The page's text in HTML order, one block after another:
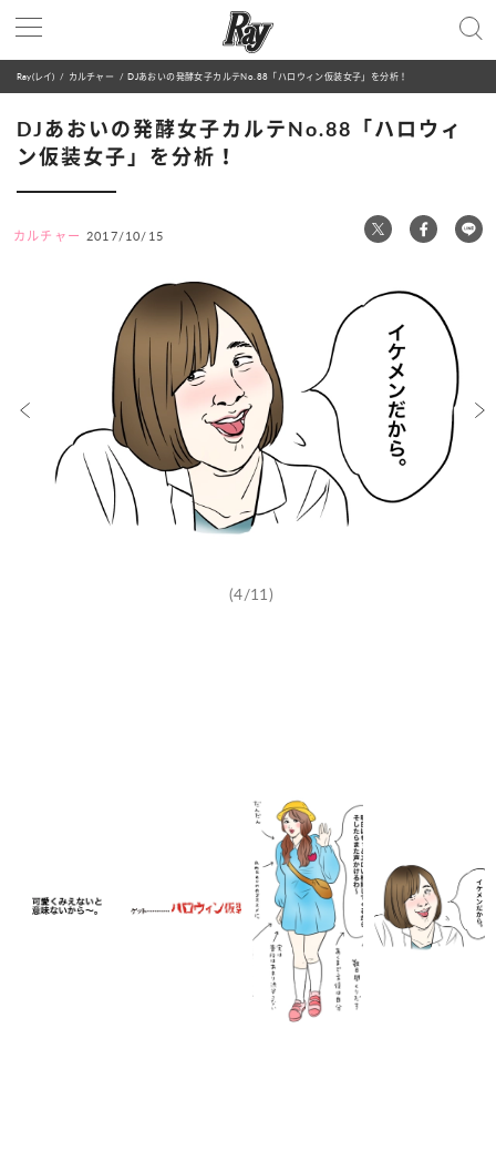
Ray(レイ) カルチャー DJあおいの発酵女子カルテNo.88「ハロウィン仮装女子」を分析！
DJあおいの発酵女子カルテNo.88「ハロウィ
ン仮装女子」を分析！
カルチャー 2017/10/15
(4/11)